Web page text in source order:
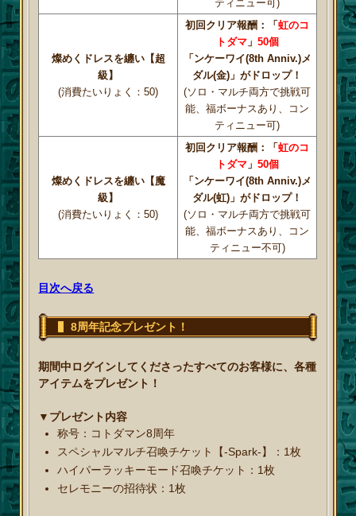
ティニュー可)
燦めくドレスを纏い【超
級】
(消費たいりょく：50)
初回クリア報酬：「虹のコ
トダマ」 50個
「ンケーワイ(8th Anniv.)メ
ダル(金)」がドロップ！
(ソロ・マルチ両方で挑戦可
能、福ボーナスあり、コン
ティニュー可)
燦めくドレスを纏い【魔
級】
(消費たいりょく：50)
初回クリア報酬：「虹のコ
トダマ」 50個
「ンケーワイ(8th Anniv.)メ
ダル(虹)」がドロップ！
(ソロ・マルチ両方で挑戦可
能、福ボーナスあり、コン
ティニュー不可)
目次へ戻る
8周年記念プレゼント！
期間中ログインしてくださったすべてのお客様に、各種
アイテムをプレゼント！
▼プレゼント内容
称号：コトダマン8周年
スペシャルマルチ召喚チケット【-Spark-】：1枚
ハイパーラッキーモード召喚チケット：1枚
セレモニーの招待状：1枚